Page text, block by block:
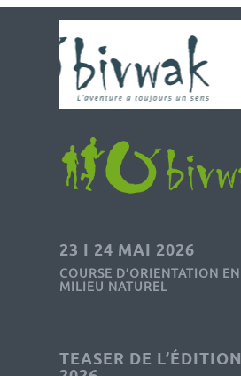
23 I 24 MAI 2026
COURSE D’ORIENTATION EN
MILIEU NATUREL
TEASER DE L’ÉDITION